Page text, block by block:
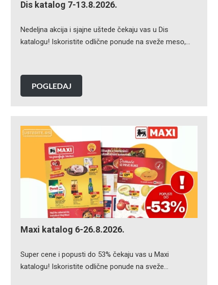
Dis katalog 7-13.8.2026.
Nedeljna akcija i sjajne uštede čekaju vas u Dis
katalogu! Iskoristite odlične ponude na sveže meso,…
POGLEDAJ
Maxi katalog 6-26.8.2026.
Super cene i popusti do 53% čekaju vas u Maxi
katalogu! Iskoristite odlične ponude na sveže…